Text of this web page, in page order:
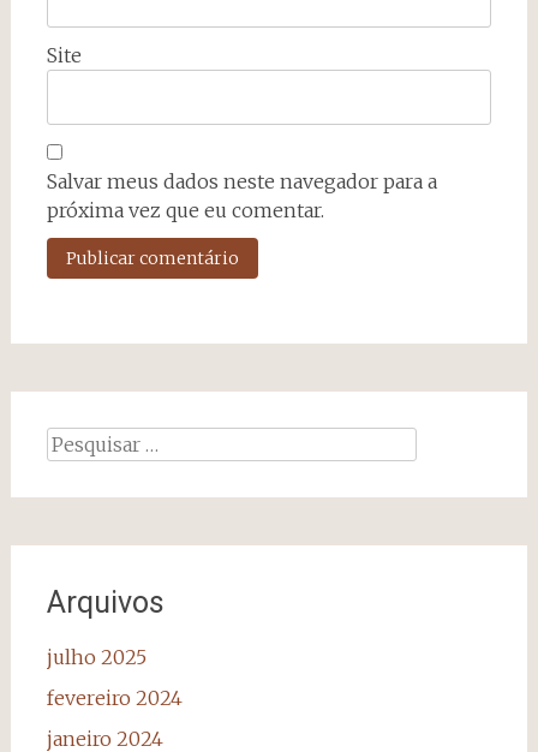
Site
Salvar meus dados neste navegador para a
próxima vez que eu comentar.
Pesquisar
Arquivos
julho 2025
fevereiro 2024
janeiro 2024